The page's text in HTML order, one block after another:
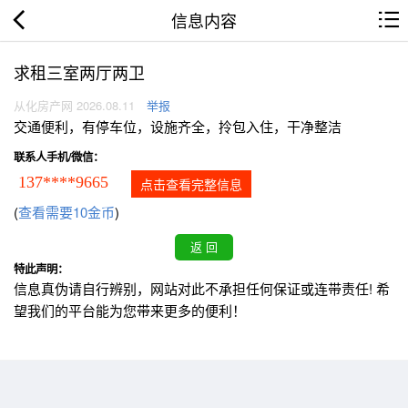
信息内容
求租三室两厅两卫
从化房产网 2026.08.11 举报
交通便利，有停车位，设施齐全，拎包入住，干净整洁
联系人手机/微信：
137****9665 点击查看完整信息
(查看需要10金币)
特此声明：
信息真伪请自行辨别，网站对此不承担任何保证或连带责任! 希
望我们的平台能为您带来更多的便利！